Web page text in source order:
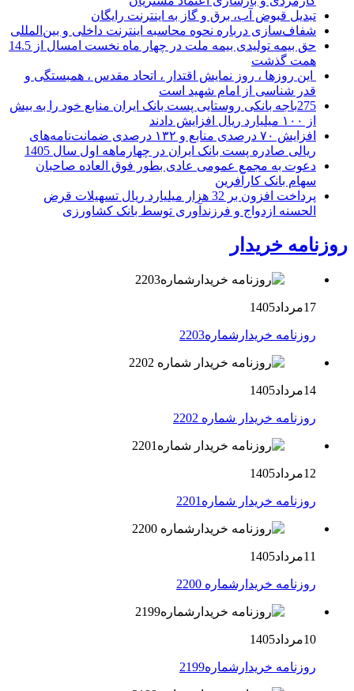
تبدیل قبوض آب، برق و گاز به اینترنت رایگان
شفاف‌سازی درباره نحوه محاسبه اینترنت داخلی و بین‌المللی
حق بیمه تولیدی بیمه ملت در چهار ماه نخست امسال از 14.5
همت گذشت
این روزها ، روز نمایش اقتدار ، اتحاد مقدس ، همبستگی و
قدر شناسی از امام شهید است
275باجه بانکی روستایی پست بانک ایران منابع خود را به بیش
از ۱۰۰ میلیارد ریال افزایش دادند
افزایش ۷۰ درصدی منابع و ۱۳۲ درصدی ضمانت‌نامه‌های
ریالی صادره پست بانک ایران در چهارماهه اول سال 1405
دعوت به مجمع عمومی عادی بطور فوق العاده صاحبان
سهام بانک کارآفرین
پرداخت افزون بر 32 هزار میلیارد ریال تسهیلات قرض
الحسنه ازدواج و فرزندآوری توسط بانک کشاورزی
روزنامه خریدار
17مرداد1405
روزنامه خریدارشماره2203
14مرداد1405
روزنامه خریدار شماره 2202
12مرداد1405
روزنامه خریدار شماره2201
11مرداد1405
روزنامه خریدارشماره 2200
10مرداد1405
روزنامه خریدارشماره2199